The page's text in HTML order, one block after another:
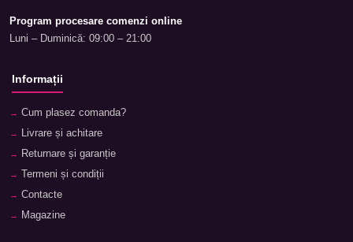
Program procesare comenzi online
Luni – Duminică: 09:00 – 21:00
Informații
Cum plasez comanda?
Livrare și achitare
Returnare și garanție
Termeni și condiții
Contacte
Magazine